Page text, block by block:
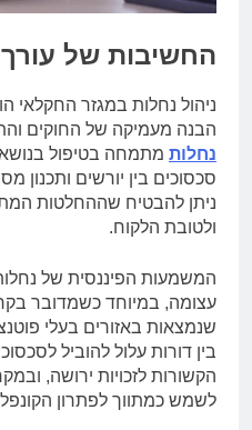
החשיבות של עורך
ניהול נחלות במגזר החקלאי
הבנה מעמיקה של החוקים
נחלות מתמחה בטיפול
סכסוכים בין יורשים ותכנון
ניתן להבטיח שההחלטות
ולטובת הלקוח.
המשמעות הפיננסית של
עצומה, במיוחד כשמדובר
שנמצאות באזורים בעלי
בין דורות עלול להוביל
הקשורות לזכויות ירושה,
לשמש כמתווך לפתרון